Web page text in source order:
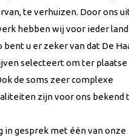
te verhuizen. Door ons
hebben wij voor ieder
bent u er zeker van dat De
selecteert om ter
de soms zeer complexe
zijn voor ons bekend
in gesprek met één van onze